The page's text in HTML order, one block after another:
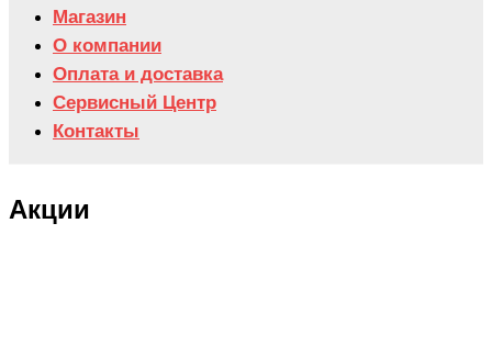
Магазин
О компании
Оплата и доставка
Сервисный Центр
Контакты
Акции